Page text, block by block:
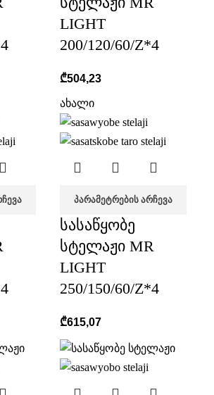
LIGHT
200/120/60/Z*4
₾504,23
ახალი
ᲞᲐᲠᲐᲛᲔᲢᲠᲔᲑᲘᲡ ᲐᲠᲩᲔᲕᲐ
სასაწყობე
სტელაჟი MR
LIGHT
250/150/60/Z*4
₾615,07